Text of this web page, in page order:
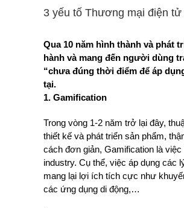
3 yếu tố Thương mại điện
Qua 10 năm hình thành và phát
hành và mang đến người dùng
“chưa đúng thời điểm để áp
tại.
1. Gamification
Trong vòng 1-2 năm trở lại đây,
thiết kế và phát triển sản phẩm,
cách đơn giản, Gamification là
industry. Cụ thể, việc áp dụng các
mang lại lợi ích tích cực như
các ứng dụng di động,…